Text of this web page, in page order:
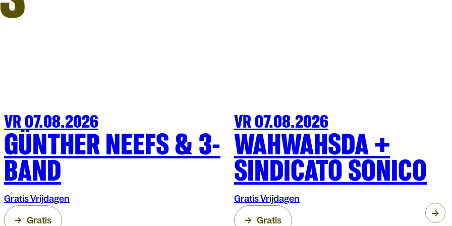
FESTIVAL OLT
VR 07.08.2026
GÜNTHER NEEFS & 3-
BAND
Gratis Vrijdagen
Gratis
FESTIVAL OLT
VR 07.08.2026
WAHWAHSDA +
SINDICATO SONICO
Gratis Vrijdagen
Gratis